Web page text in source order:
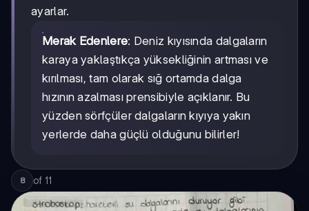
ayarlar.
Merak Edenlere: Deniz kıyısında dalgaların
karaya yaklaştıkça yüksekliğinin artması ve
kırılması, tam olarak sığ ortamda dalga
hızının azalması prensibiyle açıklanır. Bu
yüzden sörfçüler dalgaların kıyıya yakın
yerlerde daha güçlü olduğunu bilirler!
8 of 11